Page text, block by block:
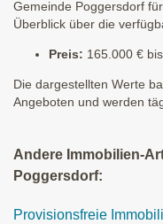
Gemeinde Poggersdorf
Überblick über die
Preis: 165.000 €
Die dargestellten Werte
Angeboten und werden
Andere Immobilien-
Poggersdorf:
Provisionsfreie